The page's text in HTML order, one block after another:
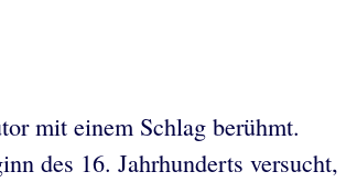
mit einem Schlag berühmt.
des 16. Jahrhunderts versucht,